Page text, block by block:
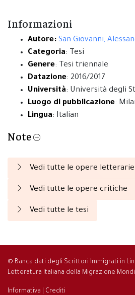
Informazioni
Autore: San Giovanni,
Categoria: Tesi
Genere: Tesi triennale
Datazione: 2016/2017
Università: Università degli
Luogo di pubblicazione:
Lingua: Italian
Note
Vedi tutte le opere letterarie
Vedi tutte le opere critiche
Vedi tutte le tesi
© Banca dati degli Scrittori Immigrati in
Letteratura Italiana della Migrazione
Informativa Crediti